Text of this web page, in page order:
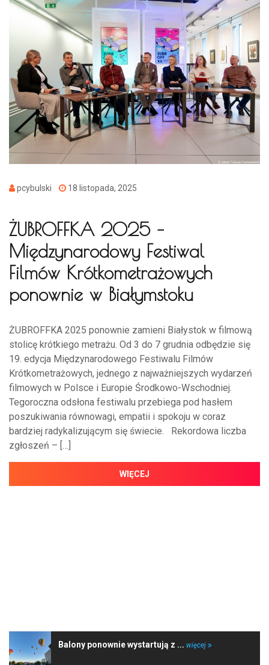
pcybulski 18 listopada, 2025
ŻUBROFFKA 2025 –
Międzynarodowy Festiwal
Filmów Krótkometrażowych
ponownie w Białymstoku
ŻUBROFFKA 2025 ponownie zamieni Białystok w filmową
stolicę krótkiego metrażu. Od 3 do 7 grudnia odbędzie się
19. edycja Międzynarodowego Festiwalu Filmów
Krótkometrażowych, jednego z najważniejszych wydarzeń
filmowych w Polsce i Europie Środkowo-Wschodniej.
Tegoroczna odsłona festiwalu przebiega pod hasłem
poszukiwania równowagi, empatii i spokoju w coraz
bardziej radykalizującym się świecie. Rekordowa liczba
zgłoszeń – […]
WIĘCEJ
Balony ponownie wystartują z ... więcej